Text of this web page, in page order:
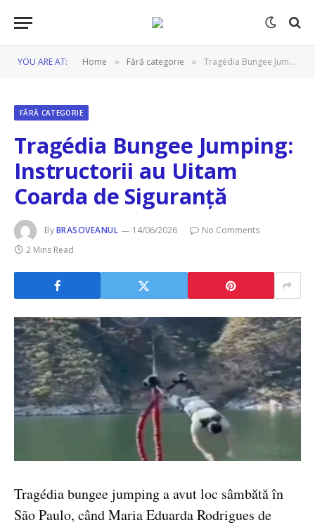
YOU ARE AT: Home » Fără categorie » Tragédia Bungee Jumping: Instructorii au Uitam Coarda de Siguranță
FĂRĂ CATEGORIE
Tragédia Bungee Jumping:
Instructorii au Uitam
Coarda de Siguranță
ByBRASOVEANUL 14/06/2026
No Comments
2 Mins Read
Tragédia bungee jumping a avut loc sâmbătă în
São Paulo, când Maria Eduarda Rodrigues de